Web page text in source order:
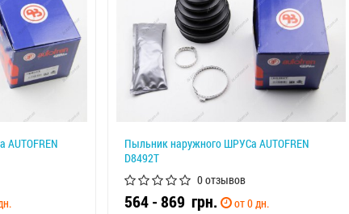
Пыльник наружного ШРУСа AUTOFREN
D8492T
0 отзывов
564 - 869грн.
от 0 дн.